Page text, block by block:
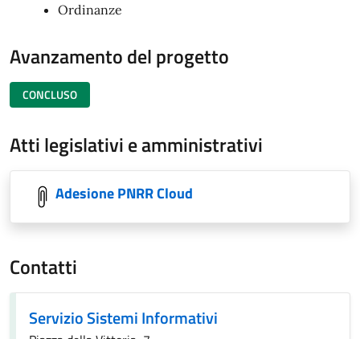
Ordinanze
Avanzamento del progetto
CONCLUSO
Atti legislativi e amministrativi
Adesione PNRR Cloud
Contatti
Servizio Sistemi Informativi